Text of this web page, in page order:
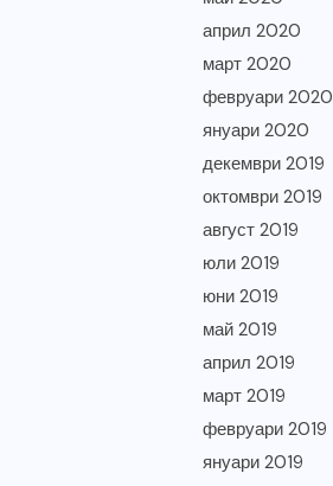
април 2020
март 2020
февруари 2020
януари 2020
декември 2019
октомври 2019
август 2019
юли 2019
юни 2019
май 2019
април 2019
март 2019
февруари 2019
януари 2019